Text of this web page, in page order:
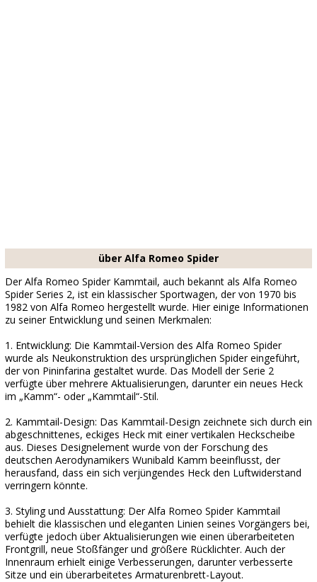
über Alfa Romeo Spider
Der Alfa Romeo Spider Kammtail, auch bekannt als Alfa Romeo
Spider Series 2, ist ein klassischer Sportwagen, der von 1970 bis
1982 von Alfa Romeo hergestellt wurde. Hier einige Informationen
zu seiner Entwicklung und seinen Merkmalen:
1. Entwicklung: Die Kammtail-Version des Alfa Romeo Spider
wurde als Neukonstruktion des ursprünglichen Spider eingeführt,
der von Pininfarina gestaltet wurde. Das Modell der Serie 2
verfügte über mehrere Aktualisierungen, darunter ein neues Heck
im „Kamm“- oder „Kammtail“-Stil.
2. Kammtail-Design: Das Kammtail-Design zeichnete sich durch ein
abgeschnittenes, eckiges Heck mit einer vertikalen Heckscheibe
aus. Dieses Designelement wurde von der Forschung des
deutschen Aerodynamikers Wunibald Kamm beeinflusst, der
herausfand, dass ein sich verjüngendes Heck den Luftwiderstand
verringern könnte.
3. Styling und Ausstattung: Der Alfa Romeo Spider Kammtail
behielt die klassischen und eleganten Linien seines Vorgängers bei,
verfügte jedoch über Aktualisierungen wie einen überarbeiteten
Frontgrill, neue Stoßfänger und größere Rücklichter. Auch der
Innenraum erhielt einige Verbesserungen, darunter verbesserte
Sitze und ein überarbeitetes Armaturenbrett-Layout.